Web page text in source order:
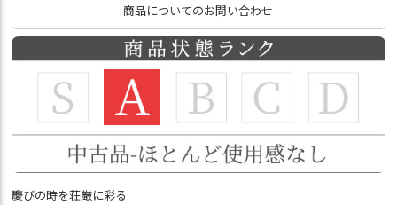
商品についてのお問い合わせ
慶びの時を荘厳に彩る